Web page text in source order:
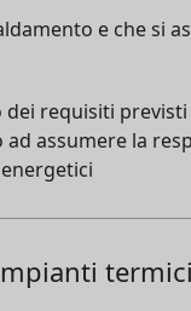
e che si
requisiti
assumere la